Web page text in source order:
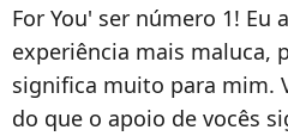
For You' ser número 1! Eu
experiência mais maluca,
significa muito para mim.
do que o apoio de vocês